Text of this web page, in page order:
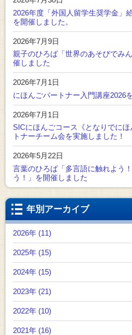
2026年度「外国人留学生奨学金」
を開催しました。
2026年7月9日
親子のひろば「世界のあそびでみ
催しました
2026年7月1日
にほんごパートナー入門講座2026
2026年7月1日
SICにほんごコース《となりでに
トナーチーム会を実施しました！
2026年5月22日
言葉のひろば「多言語に触れよう
う！」を開催しました
年別アーカイブ
2026年 (11)
2025年 (15)
2024年 (15)
2023年 (21)
2022年 (10)
2021年 (16)